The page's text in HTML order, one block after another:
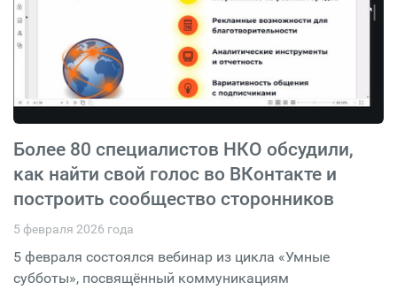
Более 80 специалистов НКО обсудили,
как найти свой голос во ВКонтакте и
построить сообщество сторонников
5 февраля 2026 года
5 февраля состоялся вебинар из цикла «Умные
субботы», посвящённый коммуникациям